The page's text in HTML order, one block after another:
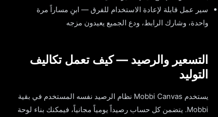
سير عمل قابلة لإعادة الاستخدام للفرق — ابنِ مساراً مرة
واحدة، وشارك الرابط، ودع الجميع يعيدون مزجه
التسعير والرصيد — كيف تعمل تكاليف
التوليد
يستخدم Mobbi Canvas نظام الرصيد نفسه المستخدم في بقية
Mobbi. يتضمن كل حساب رصيداً يومياً مجانياً، فيمكنك بناء لوحة